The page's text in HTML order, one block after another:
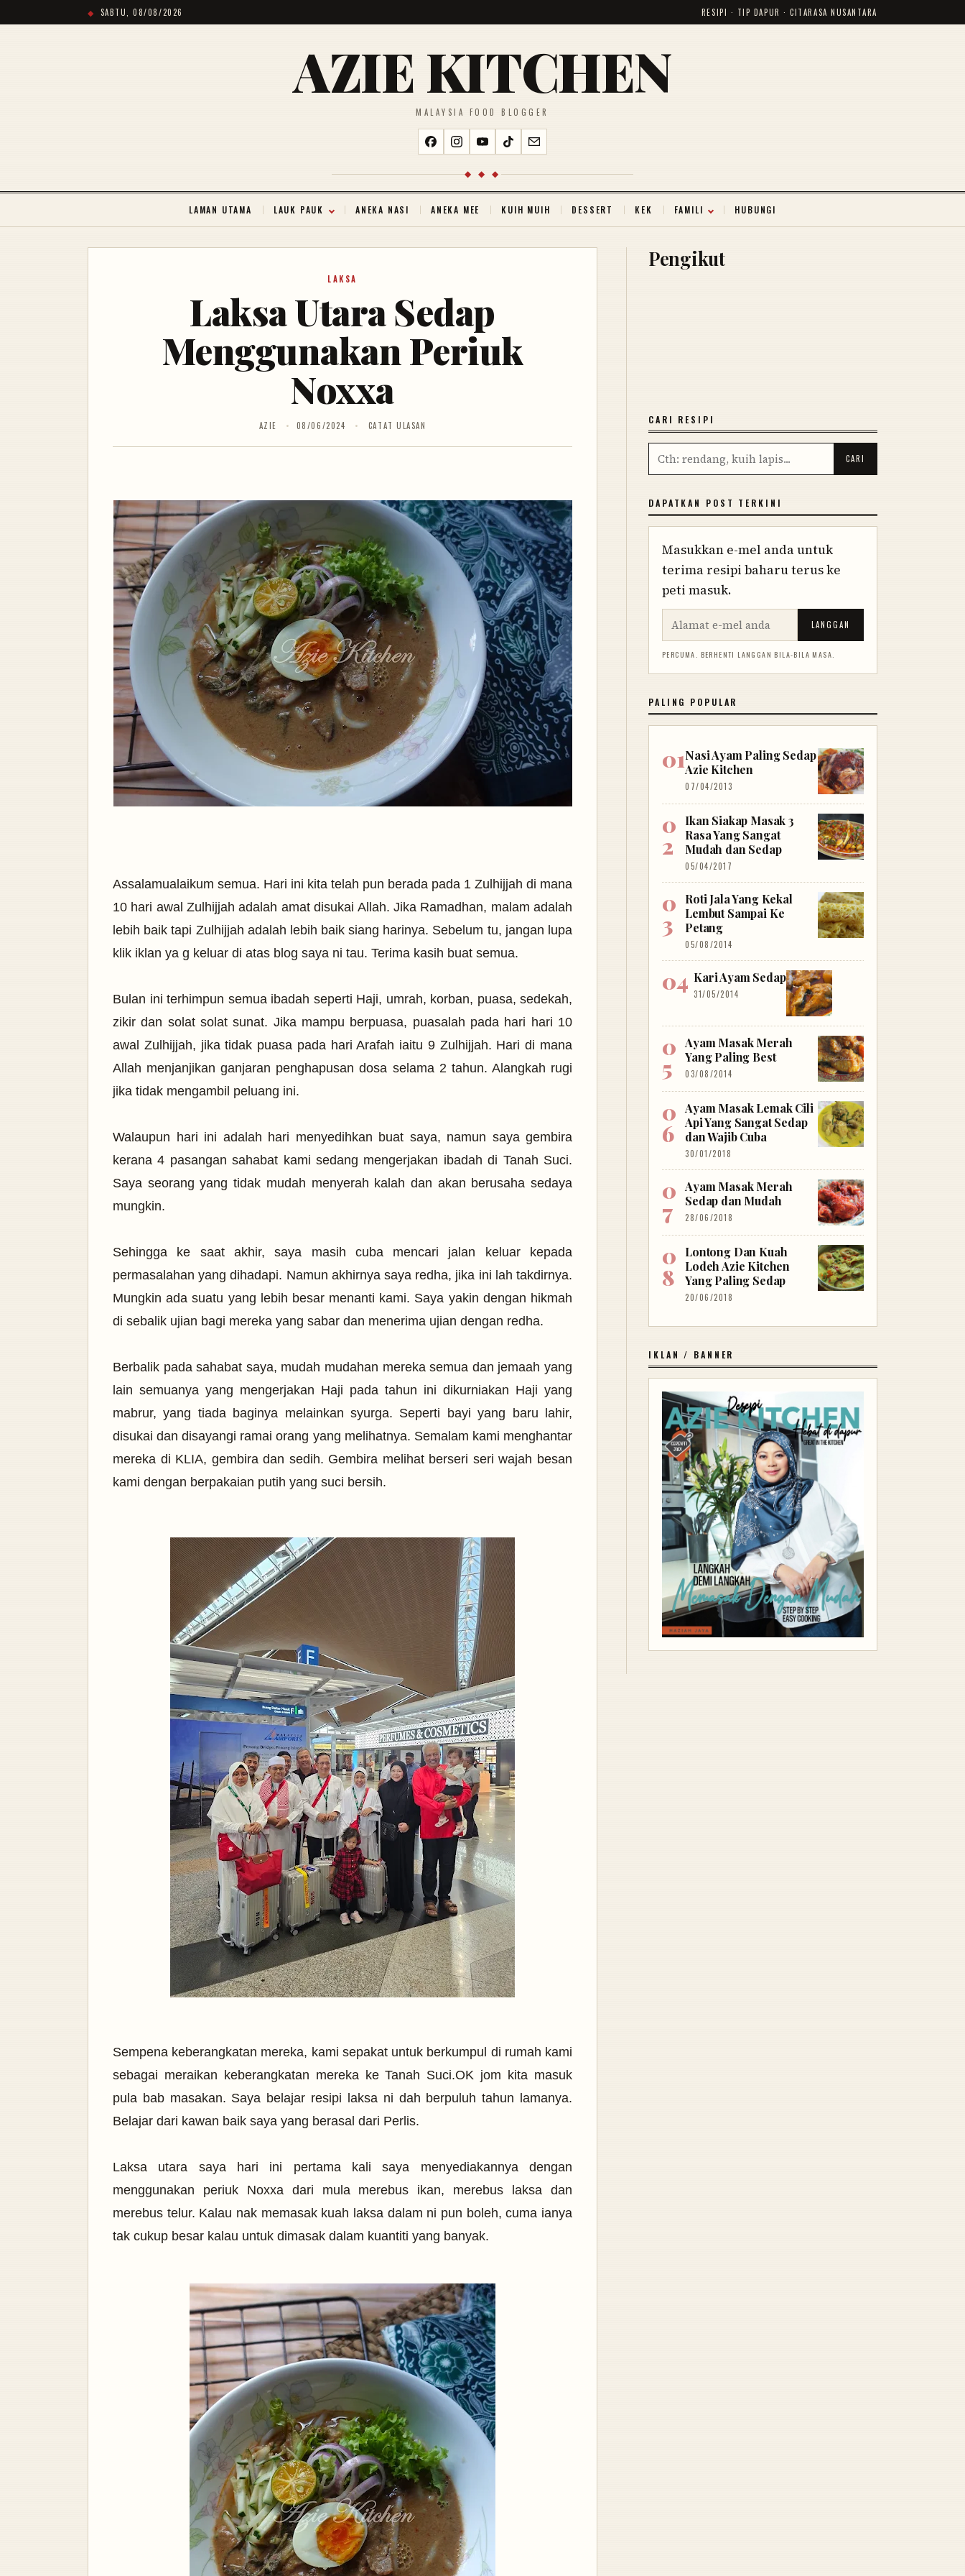
SABTU, 08/08/2026 RESIPI · TIP DAPUR · CITARASA NUSANTARA
AZIE KITCHEN
MALAYSIA FOOD BLOGGER
◆ ◆ ◆
LAMAN UTAMA LAUK PAUK ANEKA NASI ANEKA MEE KUIH MUIH DESSERT KEK FAMILI HUBUNGI
LAKSA
Laksa Utara Sedap
Menggunakan Periuk
Noxxa
AZIE 08/06/2024 CATAT ULASAN
Assalamualaikum semua. Hari ini kita telah pun berada pada 1 Zulhijjah di mana
10 hari awal Zulhijjah adalah amat disukai Allah. Jika Ramadhan, malam adalah
lebih baik tapi Zulhijjah adalah lebih baik siang harinya. Sebelum tu, jangan lupa
klik iklan ya g keluar di atas blog saya ni tau. Terima kasih buat semua.
Bulan ini terhimpun semua ibadah seperti Haji, umrah, korban, puasa, sedekah,
zikir dan solat solat sunat. Jika mampu berpuasa, puasalah pada hari hari 10
awal Zulhijjah, jika tidak puasa pada hari Arafah iaitu 9 Zulhijjah. Hari di mana
Allah menjanjikan ganjaran penghapusan dosa selama 2 tahun. Alangkah rugi
jika tidak mengambil peluang ini.
Walaupun hari ini adalah hari menyedihkan buat saya, namun saya gembira
kerana 4 pasangan sahabat kami sedang mengerjakan ibadah di Tanah Suci.
Saya seorang yang tidak mudah menyerah kalah dan akan berusaha sedaya
mungkin.
Sehingga ke saat akhir, saya masih cuba mencari jalan keluar kepada
permasalahan yang dihadapi. Namun akhirnya saya redha, jika ini lah takdirnya.
Mungkin ada suatu yang lebih besar menanti kami. Saya yakin dengan hikmah
di sebalik ujian bagi mereka yang sabar dan menerima ujian dengan redha.
Berbalik pada sahabat saya, mudah mudahan mereka semua dan jemaah yang
lain semuanya yang mengerjakan Haji pada tahun ini dikurniakan Haji yang
mabrur, yang tiada baginya melainkan syurga. Seperti bayi yang baru lahir,
disukai dan disayangi ramai orang yang melihatnya. Semalam kami menghantar
mereka di KLIA, gembira dan sedih. Gembira melihat berseri seri wajah besan
kami dengan berpakaian putih yang suci bersih.
Sempena keberangkatan mereka, kami sepakat untuk berkumpul di rumah kami
sebagai meraikan keberangkatan mereka ke Tanah Suci.OK jom kita masuk
pula bab masakan. Saya belajar resipi laksa ni dah berpuluh tahun lamanya.
Belajar dari kawan baik saya yang berasal dari Perlis.
Laksa utara saya hari ini pertama kali saya menyediakannya dengan
menggunakan periuk Noxxa dari mula merebus ikan, merebus laksa dan
merebus telur. Kalau nak memasak kuah laksa dalam ni pun boleh, cuma ianya
tak cukup besar kalau untuk dimasak dalam kuantiti yang banyak.
Pengikut
CARI RESIPI
DAPATKAN POST TERKINI
Masukkan e-mel anda untuk
terima resipi baharu terus ke
peti masuk.
LANGGAN
PERCUMA. BERHENTI LANGGAN BILA-BILA MASA.
PALING POPULAR
Nasi Ayam Paling Sedap
Azie Kitchen
07/04/2013
Ikan Siakap Masak 3
Rasa Yang Sangat
Mudah dan Sedap
05/04/2017
Roti Jala Yang Kekal
Lembut Sampai Ke
Petang
05/08/2014
Kari Ayam Sedap
31/05/2014
Ayam Masak Merah
Yang Paling Best
03/08/2014
Ayam Masak Lemak Cili
Api Yang Sangat Sedap
dan Wajib Cuba
30/01/2018
Ayam Masak Merah
Sedap dan Mudah
28/06/2018
Lontong Dan Kuah
Lodeh Azie Kitchen
Yang Paling Sedap
20/06/2018
IKLAN / BANNER